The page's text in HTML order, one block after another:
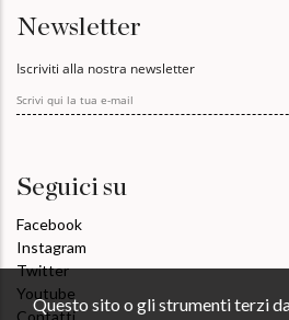
Newsletter
Iscriviti alla nostra newsletter
Seguici su
Facebook
Instagram
Twitter
Youtube
Questo sito o gli strumenti terzi